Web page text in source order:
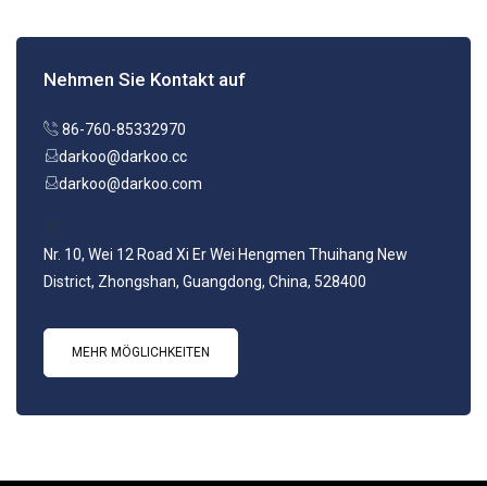
Nehmen Sie Kontakt auf
86-760-85332970
darkoo@darkoo.cc
darkoo@darkoo.com
Nr. 10, Wei 12 Road Xi Er Wei Hengmen Thuihang New
District, Zhongshan, Guangdong, China, 528400
MEHR MÖGLICHKEITEN